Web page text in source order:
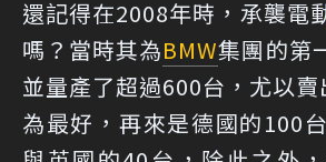
還記得在2008年時，承襲電
嗎？當時其為BMW集團的第
並量產了超過600台，尤以
為最好，再來是德國的100